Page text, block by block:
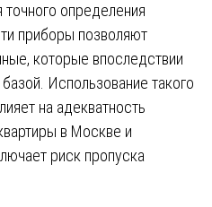
определения
приборы позволяют
которые впоследствии
Использование такого
на адекватность
в Москве и
риск пропуска